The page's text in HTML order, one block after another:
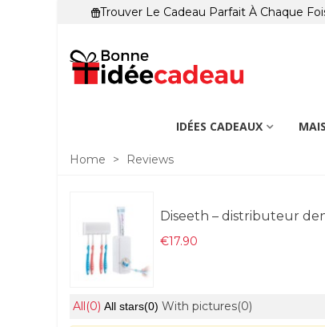
Trouver Le Cadeau Parfait À Chaque
IDÉES CADEAUX
Home > Reviews
Diseeth – distributeur
€17.90
All(0) All stars(0) With pictures(0)